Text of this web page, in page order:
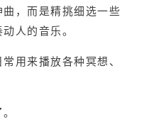
，而是精挑细选一些
人的音乐。
用来播放各种冥想、